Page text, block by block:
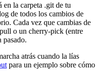
en la carpeta .git de tu
de todos los cambios de
Cada vez que cambias de
o un cherry-pick (entre
pasado.
atrás cuando la lías
para un ejemplo sobre cómo